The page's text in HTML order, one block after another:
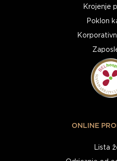
Krojenje
Poklon
ONLINE
Lista